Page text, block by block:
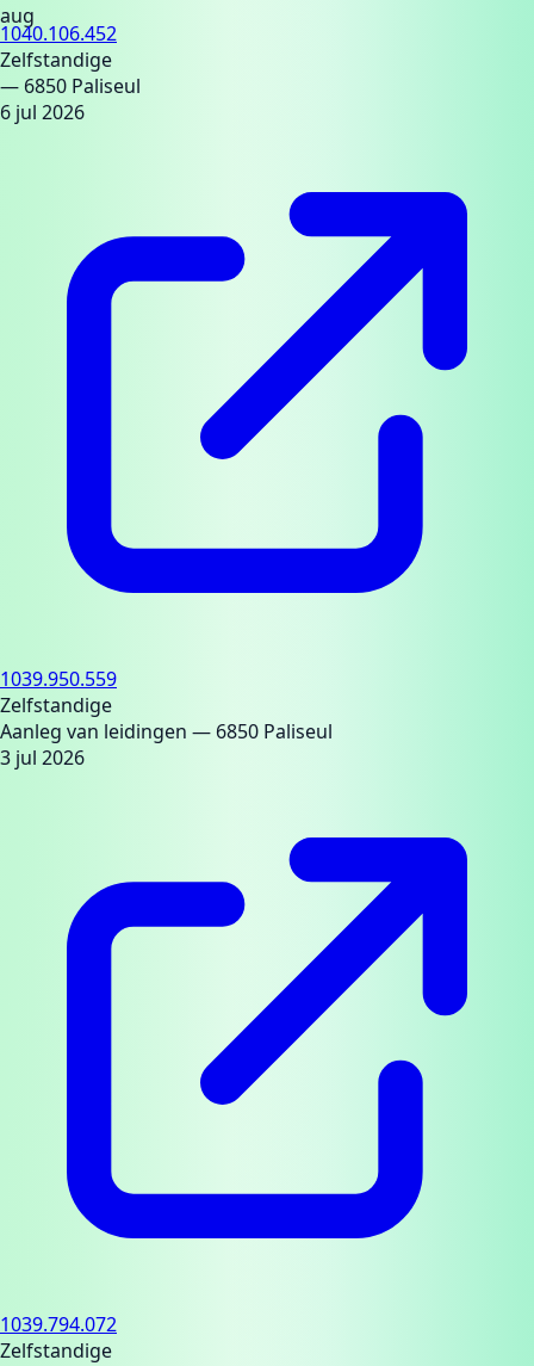
aug
1040.106.452
Zelfstandige
— 6850 Paliseul
6 jul 2026
1039.950.559
Zelfstandige
Aanleg van leidingen — 6850 Paliseul
3 jul 2026
1039.794.072
Zelfstandige